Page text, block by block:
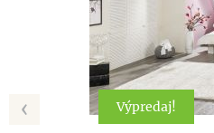
Výpredaj!
‹